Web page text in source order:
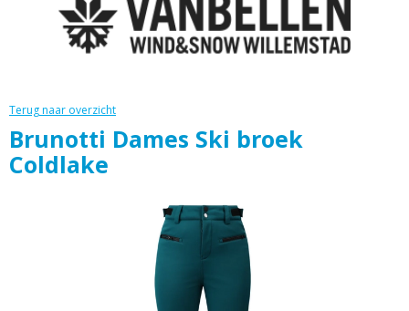
Terug naar overzicht
Brunotti Dames Ski broek
Coldlake